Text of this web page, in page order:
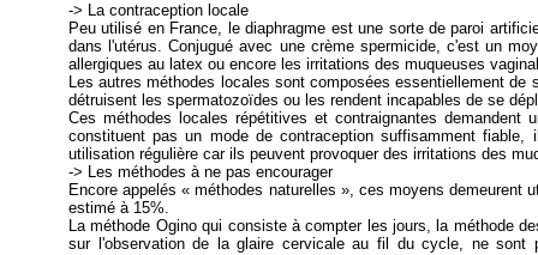
-> La contraception locale
Peu utilisé en France, le diaphragme est une sorte de paroi
dans l'utérus. Conjugué avec une crème spermicide, c'est un
allergiques au latex ou encore les irritations des muqueuses
Les autres méthodes locales sont composées essentiellement
détruisent les spermatozoïdes ou les rendent incapables de se
Ces méthodes locales répétitives et contraignantes
constituent pas un mode de contraception suffisamment
utilisation régulière car ils peuvent provoquer des irritations des
-> Les méthodes à ne pas encourager
Encore appelés « méthodes naturelles », ces moyens
estimé à 15%.
La méthode Ogino qui consiste à compter les jours, la méthode
sur l'observation de la glaire cervicale au fil du cycle, ne